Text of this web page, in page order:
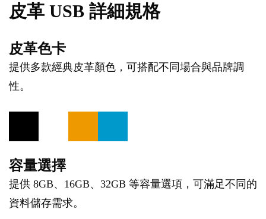
皮革 USB 詳細規格
皮革色卡
提供多款經典皮革顏色，可搭配不同場合與品牌調
性。
容量選擇
提供 8GB、16GB、32GB 等容量選項，可滿足不同的
資料儲存需求。